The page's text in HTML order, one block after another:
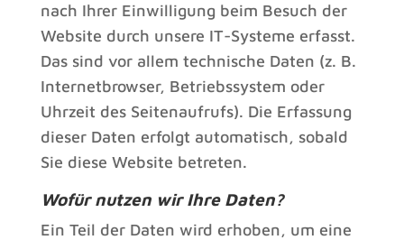
nach Ihrer Einwilligung beim Besuch der
Website durch unsere IT-Systeme erfasst.
Das sind vor allem technische Daten (z. B.
Internetbrowser, Betriebssystem oder
Uhrzeit des Seitenaufrufs). Die Erfassung
dieser Daten erfolgt automatisch, sobald
Sie diese Website betreten.
Wofür nutzen wir Ihre Daten?
Ein Teil der Daten wird erhoben, um eine